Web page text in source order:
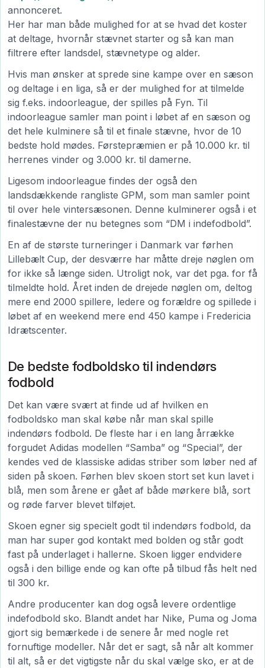
annonceret.
Her har man både mulighed for at se hvad det koster
at deltage, hvornår stævnet starter og så kan man
filtrere efter landsdel, stævnetype og alder.
Hvis man ønsker at sprede sine kampe over en sæson
og deltage i en liga, så er der mulighed for at tilmelde
sig f.eks. indoorleague, der spilles på Fyn. Til
indoorleague samler man point i løbet af en sæson og
det hele kulminere så til et finale stævne, hvor de 10
bedste hold mødes. Førstepræmien er på 10.000 kr. til
herrenes vinder og 3.000 kr. til damerne.
Ligesom indoorleague findes der også den
landsdækkende rangliste GPM, som man samler point
til over hele vintersæsonen. Denne kulminerer også i et
finalestævne der nu betegnes som “DM i indefodbold”.
En af de største turneringer i Danmark var førhen
Lillebælt Cup, der desværre har måtte dreje nøglen om
for ikke så længe siden. Utroligt nok, var det pga. for få
tilmeldte hold. Året inden de drejede nøglen om, deltog
mere end 2000 spillere, ledere og forældre og spillede i
løbet af en weekend mere end 450 kampe i Fredericia
Idrætscenter.
De bedste fodboldsko til indendørs
fodbold
Det kan være svært at finde ud af hvilken en
fodboldsko man skal købe når man skal spille
indendørs fodbold. De fleste har i en lang årrække
forgudet Adidas modellen “Samba” og “Special”, der
kendes ved de klassiske adidas striber som løber ned af
siden på skoen. Førhen blev skoen stort set kun lavet i
blå, men som årene er gået af både mørkere blå, sort
og røde farver blevet tilføjet.
Skoen egner sig specielt godt til indendørs fodbold, da
man har super god kontakt med bolden og står godt
fast på underlaget i hallerne. Skoen ligger endvidere
også i den billige ende og kan ofte på tilbud fås helt ned
til 300 kr.
Andre producenter kan dog også levere ordentlige
indefodbold sko. Blandt andet har Nike, Puma og Joma
gjort sig bemærkede i de senere år med nogle ret
fornuftige modeller. Når det er sagt, så når alt kommer
til alt, så er det vigtigste når du skal vælge sko, er at de